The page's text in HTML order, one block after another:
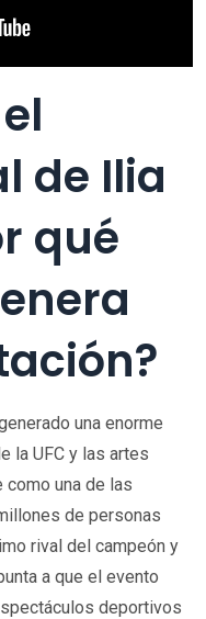
de Ilia
qué
una enorme
la UFC y las artes
una de las
de personas
rival del campeón y
a que el evento
deportivos